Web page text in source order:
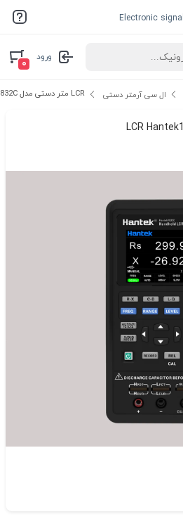
ورود
۰
ال سی آرمتر دستی LCR متر دستی مدل LCR Hantek1832C